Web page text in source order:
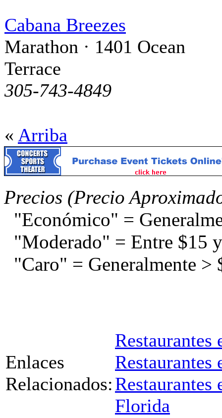
Cabana Breezes
Marathon · 1401 Ocean
Terrace
305-743-4849
« Arriba
Precios (Precio
"Económico" =
"Moderado" = Entre $15
"Caro" = Generalmente >
Enlaces
Relacionados:
Restaurantes
Restaurantes
Florida